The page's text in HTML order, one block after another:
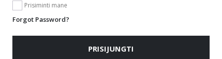
Prisiminti mane
Forgot Password?
PRISIJUNGTI